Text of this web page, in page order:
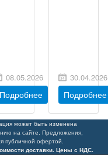
08.05.2026
Подробнее
30.04.2026
Подробнее
может быть изменена
на сайте. Предложения,
публичной офертой.
доставки. Цены с НДС.